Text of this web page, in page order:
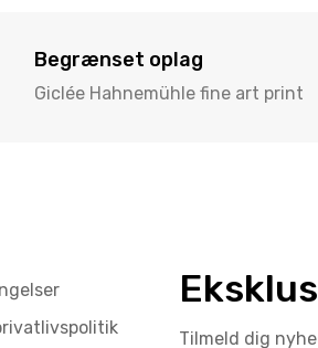
Begrænset oplag
Giclée Hahnemühle fine art print
Tilmeld dig